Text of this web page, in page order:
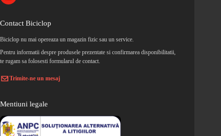
Contact Biciclop
Biciclop nu mai opereaza un magazin fizic sau un service.
Pentru informatii despre produsele prezentate si confirmarea disponibilitatii,
te rugam sa folosesti formularul de contact.
Trimite-ne un mesaj
Mentiuni legale